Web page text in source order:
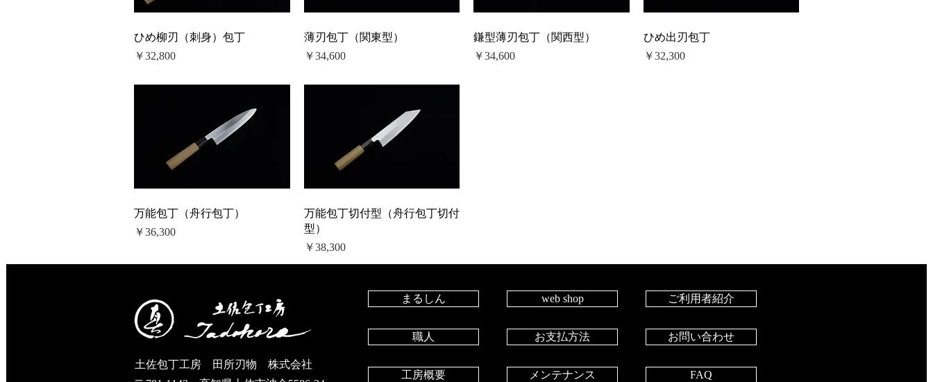
ひめ柳刃（刺身）包丁
価格
￥32,800
薄刃包丁（関東型）
価格
￥34,600
鎌型薄刃包丁（関西型）
価格
￥34,600
ひめ出刃包丁
価格
￥32,300
万能包丁（舟行包丁）
価格
￥36,300
万能包丁切付型（舟行包丁切付
型）
価格
￥38,300
土佐包丁工房 田所刃物 株式会社
まるしん
職人
工房概要
web shop
お支払方法
メンテナンス
ご利用者紹介
お問い合わせ
FAQ